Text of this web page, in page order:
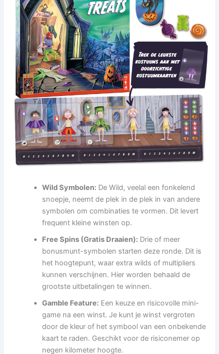
Wild Symbolen: De Wild, veelal een fonkelend
snoepje, neemt de plek in de plek in van andere
symbolen om combinaties te vormen. Dit levert
frequent kleine winsten op.
Free Spins (Gratis Draaien): Drie of meer
bonusmunt-symbolen starten deze ronde. Dit is
het hoogtepunt, waar extra wilds of multipliers
kunnen verschijnen. Hier worden behaald de
grootste uitbetalingen te winnen.
Gamble Feature: Een keuze en risicovolle mini-
game na een winst. Je kunt je winst vergroten
door de kleur of het symbool van een onbekende
kaart te raden. Geschikt voor de risiconemer op
negen kilometer hoogte.